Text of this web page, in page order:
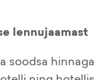
lennujaamast
soodsa